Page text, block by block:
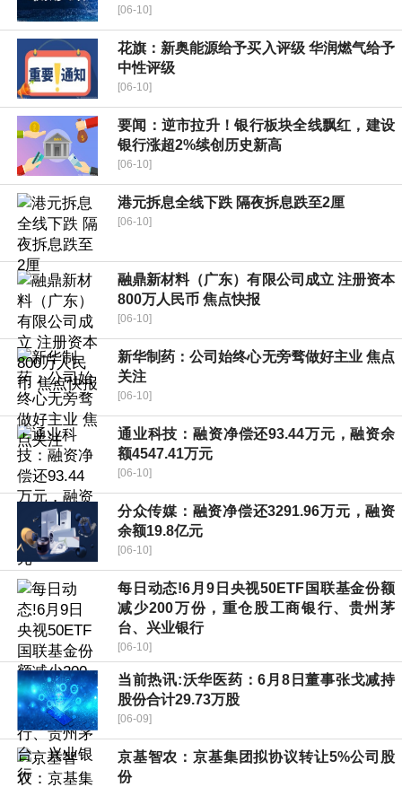
[06-10]
花旗：新奥能源给予买入评级 华润燃气给予
中性评级
[06-10]
要闻：逆市拉升！银行板块全线飘红，建设
银行涨超2%续创历史新高
[06-10]
港元拆息全线下跌 隔夜拆息跌至2厘
[06-10]
融鼎新材料（广东）有限公司成立 注册资本
800万人民币 焦点快报
[06-10]
新华制药：公司始终心无旁骛做好主业 焦点
关注
[06-10]
通业科技：融资净偿还93.44万元，融资余
额4547.41万元
[06-10]
分众传媒：融资净偿还3291.96万元，融资
余额19.8亿元
[06-10]
每日动态!6月9日央视50ETF国联基金份额
减少200万份，重仓股工商银行、贵州茅
台、兴业银行
[06-10]
当前热讯:沃华医药：6月8日董事张戈减持
股份合计29.73万股
[06-09]
京基智农：京基集团拟协议转让5%公司股
份